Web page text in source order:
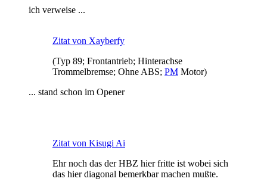
ich verweise ...
Zitat von Xayberfy
(Typ 89; Frontantrieb; Hinterachse
Trommelbremse; Ohne ABS; PM Motor)
... stand schon im Opener
Zitat von Kisugi Ai
Ehr noch das der HBZ hier fritte ist wobei sich
das hier diagonal bemerkbar machen mußte.